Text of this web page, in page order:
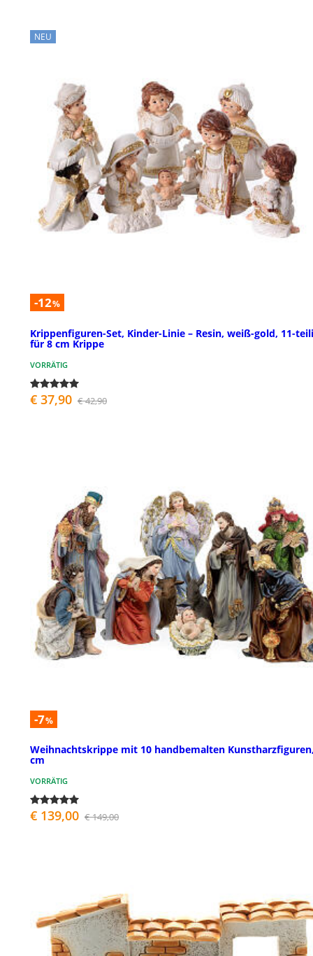
NEU
-12%
Krippenfiguren-Set, Kinder-Linie – Resin, weiß-gold, 11-
für 8 cm Krippe
VORRÄTIG
€ 37,90 € 42,90
-7%
Weihnachtskrippe mit 10 handbemalten
cm
VORRÄTIG
€ 139,00 € 149,00